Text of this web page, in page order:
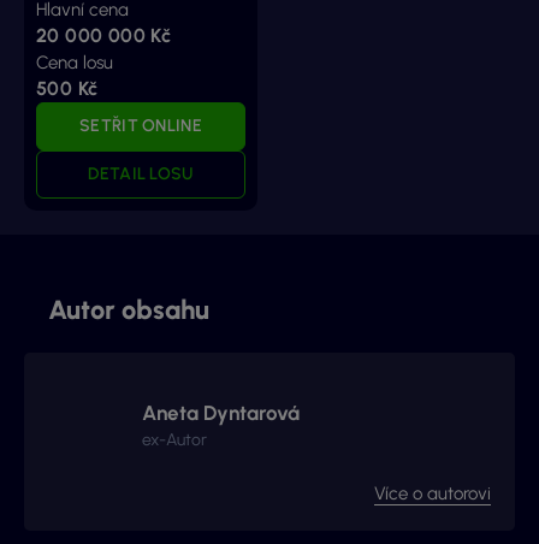
Hlavní cena
20 000 000 Kč
Cena losu
500 Kč
SETŘIT ONLINE
DETAIL LOSU
Autor obsahu
Aneta Dyntarová
ex-Autor
Více o autorovi